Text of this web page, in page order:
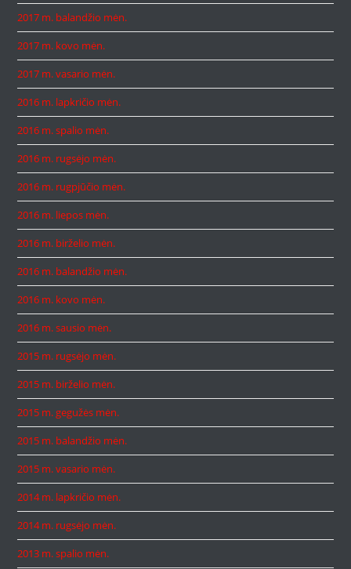
2017 m. balandžio mėn.
2017 m. kovo mėn.
2017 m. vasario mėn.
2016 m. lapkričio mėn.
2016 m. spalio mėn.
2016 m. rugsėjo mėn.
2016 m. rugpjūčio mėn.
2016 m. liepos mėn.
2016 m. birželio mėn.
2016 m. balandžio mėn.
2016 m. kovo mėn.
2016 m. sausio mėn.
2015 m. rugsėjo mėn.
2015 m. birželio mėn.
2015 m. gegužės mėn.
2015 m. balandžio mėn.
2015 m. vasario mėn.
2014 m. lapkričio mėn.
2014 m. rugsėjo mėn.
2013 m. spalio mėn.